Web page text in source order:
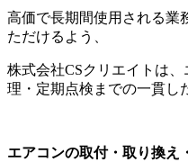
高価で長期間使用される業
ただけるよう、
株式会社CSクリエイトは
理・定期点検までの一貫し
エアコンの取付・取り換え